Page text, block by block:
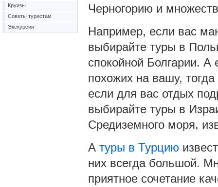
Черногорию и
Например, если вас
выбирайте туры в
спокойной Болгарии. А
похожих на вашу,
если для вас отдых
выбирайте туры в
Средиземного моря,
А туры в Турцию
них всегда большой.
приятное сочетание
Круизы
Советы туристам
Экскурсии